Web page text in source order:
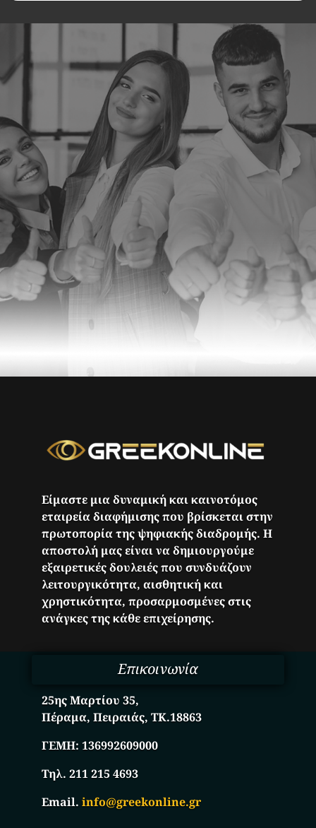
Είμαστε μια δυναμική και καινοτόμος
εταιρεία διαφήμισης που βρίσκεται στην
πρωτοπορία της ψηφιακής διαδρομής. Η
αποστολή μας είναι να δημιουργούμε
εξαιρετικές δουλειές που συνδυάζουν
λειτουργικότητα, αισθητική και
χρηστικότητα, προσαρμοσμένες στις
ανάγκες της κάθε επιχείρησης.
Επικοινωνία
25ης Μαρτίου 35,
Πέραμα, Πειραιάς, ΤΚ.18863
ΓΕΜΗ:136992609000
Τηλ. 211 215 4693
Email.info@greekonline.gr